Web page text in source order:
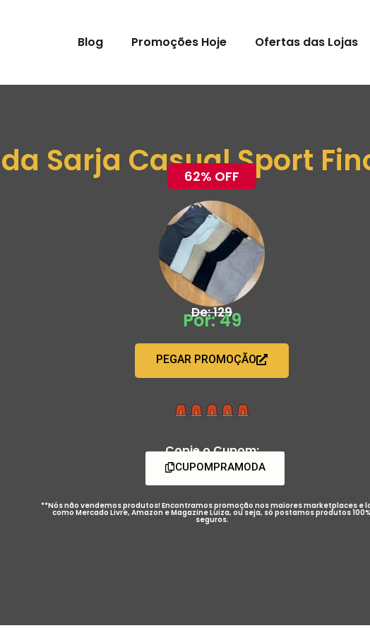
Blog Promoções Hoje Ofertas das Lojas
Sarja Casual Sport
62% OFF
De: 129
Por: 49
PEGAR PROMOÇÃO
Copie o Cupom:
CUPOMPRAMODA
**Nós não vendemos produtos! Encontramos promoção nos maiores marketplaces e
como Mercado Livre, Amazon e Magazine Luiza, ou seja, só postamos produtos 100%
seguros.